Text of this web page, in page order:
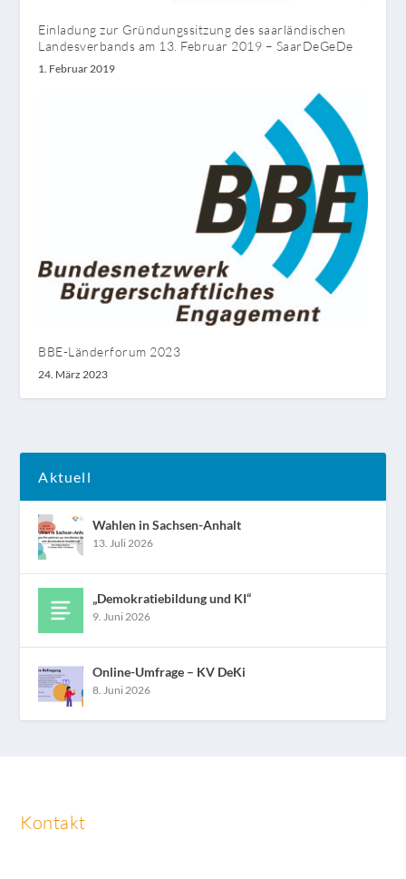
Einladung zur Gründungssitzung des saarländischen
Landesverbands am 13. Februar 2019 – SaarDeGeDe
1. Februar 2019
BBE-Länderforum 2023
24. März 2023
Aktuell
Wahlen in Sachsen-Anhalt
13. Juli 2026
„Demokratiebildung und KI“
9. Juni 2026
Online-Umfrage – KV DeKi
8. Juni 2026
Kontakt